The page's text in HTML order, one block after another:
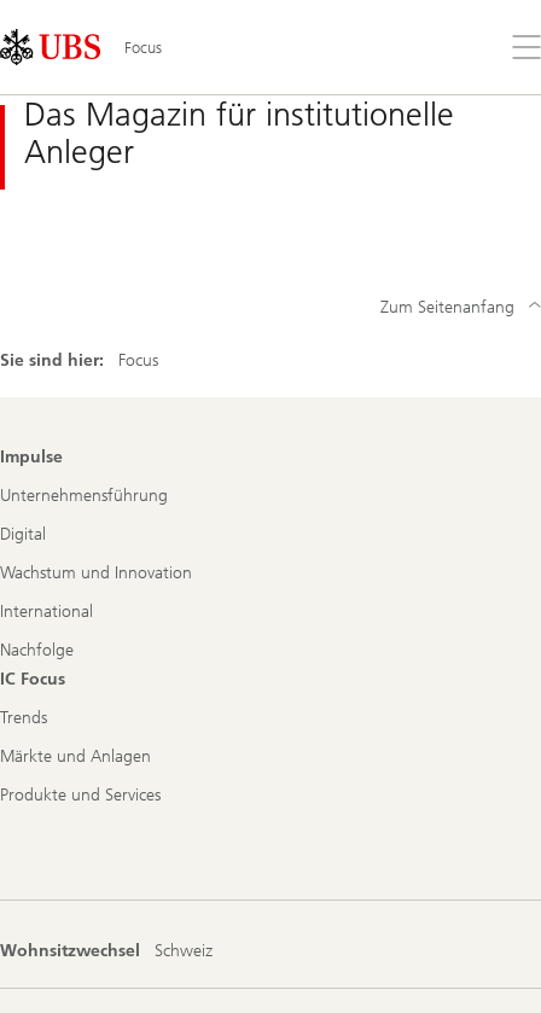
Links
Area
Focus
Sie
Das Magazin für institutionelle
Anleger
Sie sind hier: Focus
Zum Seitenanfang
Footer
Navigation
Impulse
Unternehmensführung
Digital
Wachstum und Innovation
International
Nachfolge
IC Focus
Trends
Märkte und Anlagen
Produkte und Services
Wohnsitzwechsel Schweiz